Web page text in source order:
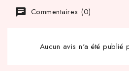
Commentaires (0)
Aucun avis n'a été publié